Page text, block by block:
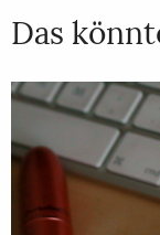
Das